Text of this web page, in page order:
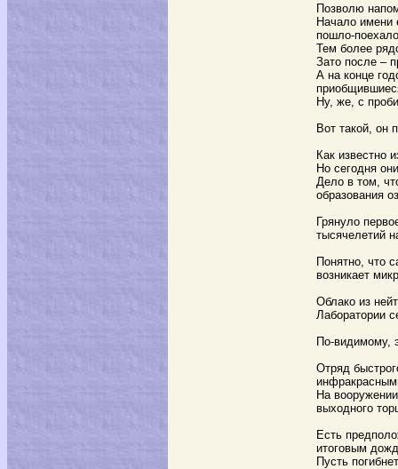
Позволю
Начало имени
пошло-
Тем более
Зато после –
А на конце
Ну, же, с
Вот такой, он
Как известно
Но сегодня
Дело в том,
образования
Грянуло
тысячелетий
Понятно, что
возникает
Облако из
Лаборатории
По-видимому,
Отряд
На
выходного
Есть
итоговым
Пусть